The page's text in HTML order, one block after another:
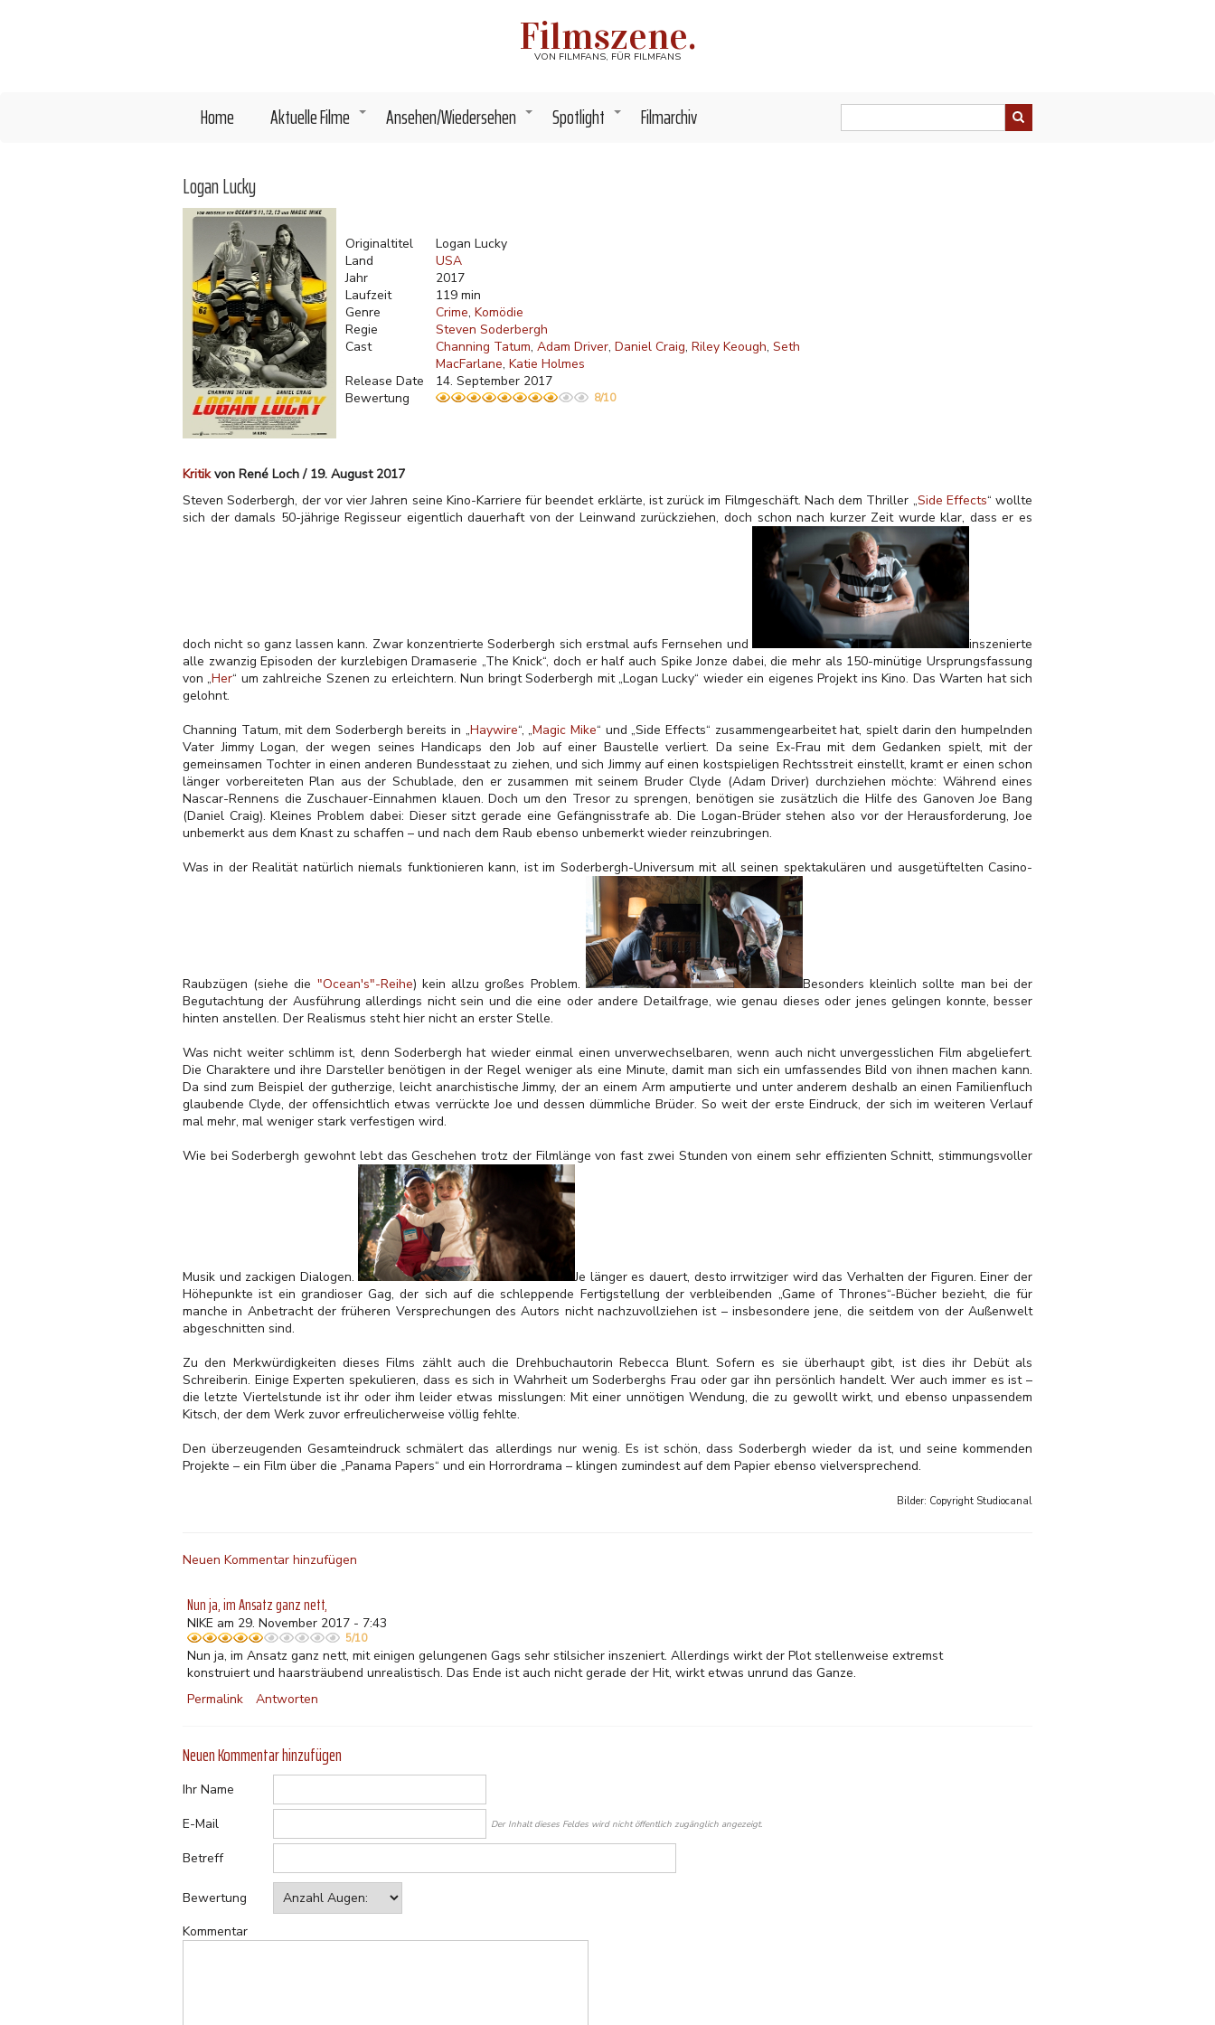
Filmszene.
VON FILMFANS, FÜR FILMFANS
Home +
Aktuelle Filme +
Ansehen/Wiedersehen +
Spotlight Filmarchiv
Logan Lucky
Originaltitel
Logan Lucky
Land
USA
Jahr
2017
Laufzeit
119 min
Genre
Crime Komödie
Regie
Steven Soderbergh
Cast
Channing Tatum Adam Driver Daniel Craig Riley Keough Seth
MacFarlane Katie Holmes
Release Date
14. September 2017
Bewertung
8/10
Kritikvon René Loch / 19. August 2017
Steven Soderbergh, der vor vier Jahren seine Kino-Karriere für beendet erklärte, ist zurück im Filmgeschäft. Nach dem Thriller „Side Effects“ wollte
sich der damals 50-jährige Regisseur eigentlich dauerhaft von der Leinwand zurückziehen, doch schon nach kurzer Zeit wurde klar, dass er es
doch nicht so ganz lassen kann. Zwar konzentrierte Soderbergh sich erstmal aufs Fernsehen und
inszenierte
alle zwanzig Episoden der kurzlebigen Dramaserie „The Knick“, doch er half auch Spike Jonze dabei, die mehr als 150-minütige Ursprungsfassung
von „Her“ um zahlreiche Szenen zu erleichtern. Nun bringt Soderbergh mit „Logan Lucky“ wieder ein eigenes Projekt ins Kino. Das Warten hat sich
gelohnt.
Channing Tatum, mit dem Soderbergh bereits in „Haywire“, „Magic Mike“ und „Side Effects“ zusammengearbeitet hat, spielt darin den humpelnden
Vater Jimmy Logan, der wegen seines Handicaps den Job auf einer Baustelle verliert. Da seine Ex-Frau mit dem Gedanken spielt, mit der
gemeinsamen Tochter in einen anderen Bundesstaat zu ziehen, und sich Jimmy auf einen kostspieligen Rechtsstreit einstellt, kramt er einen schon
länger vorbereiteten Plan aus der Schublade, den er zusammen mit seinem Bruder Clyde (Adam Driver) durchziehen möchte: Während eines
Nascar-Rennens die Zuschauer-Einnahmen klauen. Doch um den Tresor zu sprengen, benötigen sie zusätzlich die Hilfe des Ganoven Joe Bang
(Daniel Craig). Kleines Problem dabei: Dieser sitzt gerade eine Gefängnisstrafe ab. Die Logan-Brüder stehen also vor der Herausforderung, Joe
unbemerkt aus dem Knast zu schaffen – und nach dem Raub ebenso unbemerkt wieder reinzubringen.
Was in der Realität natürlich niemals funktionieren kann, ist im Soderbergh-Universum mit all seinen spektakulären und ausgetüftelten Casino-
Raubzügen (siehe die "Ocean's"-Reihe) kein allzu großes Problem.
Besonders kleinlich sollte man bei der
Begutachtung der Ausführung allerdings nicht sein und die eine oder andere Detailfrage, wie genau dieses oder jenes gelingen konnte, besser
hinten anstellen. Der Realismus steht hier nicht an erster Stelle.
Was nicht weiter schlimm ist, denn Soderbergh hat wieder einmal einen unverwechselbaren, wenn auch nicht unvergesslichen Film abgeliefert.
Die Charaktere und ihre Darsteller benötigen in der Regel weniger als eine Minute, damit man sich ein umfassendes Bild von ihnen machen kann.
Da sind zum Beispiel der gutherzige, leicht anarchistische Jimmy, der an einem Arm amputierte und unter anderem deshalb an einen Familienfluch
glaubende Clyde, der offensichtlich etwas verrückte Joe und dessen dümmliche Brüder. So weit der erste Eindruck, der sich im weiteren Verlauf
mal mehr, mal weniger stark verfestigen wird.
Wie bei Soderbergh gewohnt lebt das Geschehen trotz der Filmlänge von fast zwei Stunden von einem sehr effizienten Schnitt, stimmungsvoller
Musik und zackigen Dialogen.
Je länger es dauert, desto irrwitziger wird das Verhalten der Figuren. Einer der
Höhepunkte ist ein grandioser Gag, der sich auf die schleppende Fertigstellung der verbleibenden „Game of Thrones“-Bücher bezieht, die für
manche in Anbetracht der früheren Versprechungen des Autors nicht nachzuvollziehen ist – insbesondere jene, die seitdem von der Außenwelt
abgeschnitten sind.
Zu den Merkwürdigkeiten dieses Films zählt auch die Drehbuchautorin Rebecca Blunt. Sofern es sie überhaupt gibt, ist dies ihr Debüt als
Schreiberin. Einige Experten spekulieren, dass es sich in Wahrheit um Soderberghs Frau oder gar ihn persönlich handelt. Wer auch immer es ist –
die letzte Viertelstunde ist ihr oder ihm leider etwas misslungen: Mit einer unnötigen Wendung, die zu gewollt wirkt, und ebenso unpassendem
Kitsch, der dem Werk zuvor erfreulicherweise völlig fehlte.
Den überzeugenden Gesamteindruck schmälert das allerdings nur wenig. Es ist schön, dass Soderbergh wieder da ist, und seine kommenden
Projekte – ein Film über die „Panama Papers“ und ein Horrordrama – klingen zumindest auf dem Papier ebenso vielversprechend.
Bilder: Copyright Studiocanal
Neuen Kommentar hinzufügen
Nun ja, im Ansatz ganz nett,
NIKE am 29. November 2017 - 7:43
5/10
Nun ja, im Ansatz ganz nett, mit einigen gelungenen Gags sehr stilsicher inszeniert. Allerdings wirkt der Plot stellenweise extremst
konstruiert und haarsträubend unrealistisch. Das Ende ist auch nicht gerade der Hit, wirkt etwas unrund das Ganze.
Permalink
Antworten
Neuen Kommentar hinzufügen
Ihr Name
E-Mail
Der Inhalt dieses Feldes wird nicht öffentlich zugänglich angezeigt.
Betreff
Bewertung
Kommentar